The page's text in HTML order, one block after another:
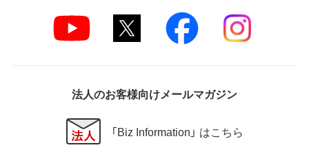
法人のお客様向けメールマガジン
「Biz Information」 はこちら